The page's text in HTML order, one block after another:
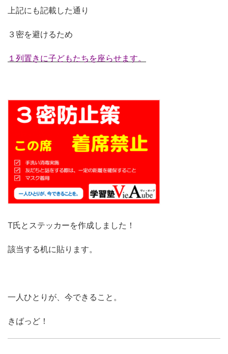
上記にも記載した通り
３密を避けるため
１列置きに子どもたちを座らせます。
T氏とステッカーを作成しました！
該当する机に貼ります。
一人ひとりが、今できること。
きばっど！